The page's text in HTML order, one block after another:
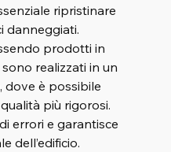
ripristinare
danneggiati.
prodotti in
realizzati in un
è possibile
più rigorosi.
errori e garantisce
dell’edificio.